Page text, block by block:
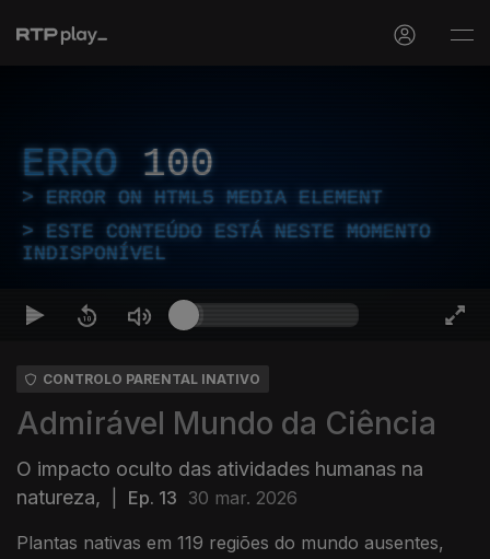
ERRO 100
ERROR ON HTML5 MEDIA ELEMENT
ESTE CONTEÚDO ESTÁ NESTE MOMENTO
INDISPONÍVEL
CONTROLO PARENTAL INATIVO
Admirável Mundo da Ciência
O impacto oculto das atividades humanas na
natureza,
Ep. 13 30 mar. 2026
Plantas nativas em 119 regiões do mundo ausentes,